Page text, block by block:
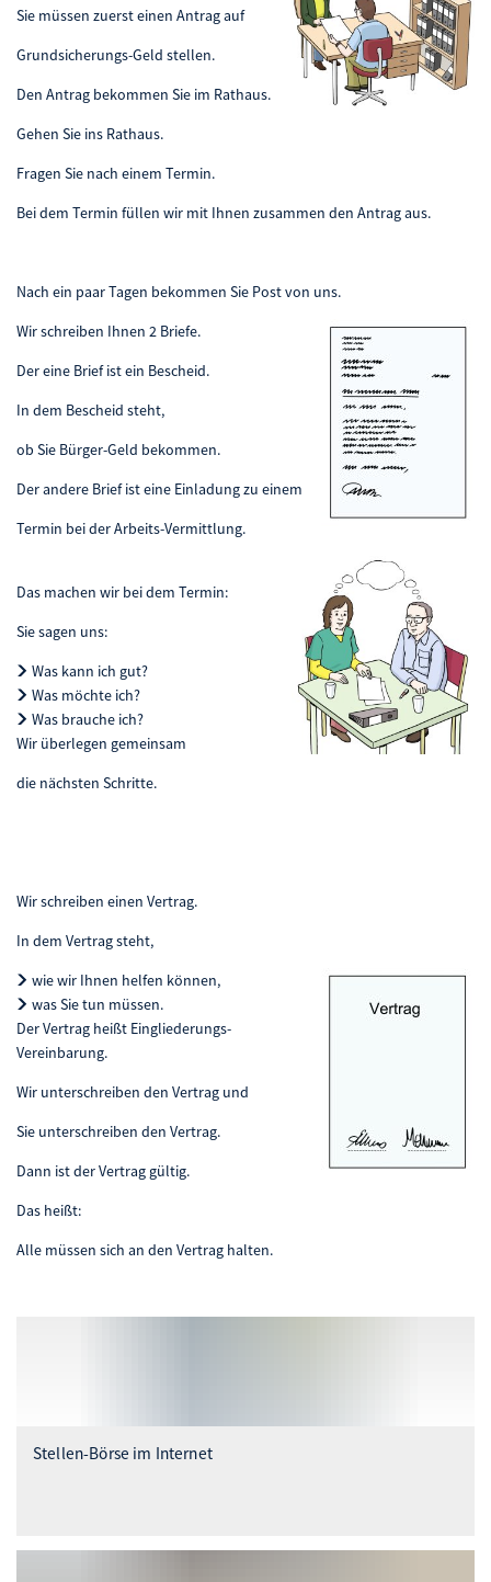
Sie müssen zuerst einen Antrag auf
Grundsicherungs-Geld stellen.
Den Antrag bekommen Sie im Rathaus.
Gehen Sie ins Rathaus.
Fragen Sie nach einem Termin.
Bei dem Termin füllen wir mit Ihnen zusammen den Antrag aus.
Nach ein paar Tagen bekommen Sie Post von uns.
Wir schreiben Ihnen 2 Briefe.
Der eine Brief ist ein Bescheid.
In dem Bescheid steht,
ob Sie Bürger-Geld bekommen.
Der andere Brief ist eine Einladung zu einem
Termin bei der Arbeits-Vermittlung.
Das machen wir bei dem Termin:
Sie sagen uns:
Was kann ich gut?
Was möchte ich?
Was brauche ich?
Wir überlegen gemeinsam
die nächsten Schritte.
Wir schreiben einen Vertrag.
In dem Vertrag steht,
wie wir Ihnen helfen können,
was Sie tun müssen.
Der Vertrag heißt Eingliederungs-
Vereinbarung.
Wir unterschreiben den Vertrag und
Sie unterschreiben den Vertrag.
Dann ist der Vertrag gültig.
Das heißt:
Alle müssen sich an den Vertrag halten.
Stellen-Börse im Internet